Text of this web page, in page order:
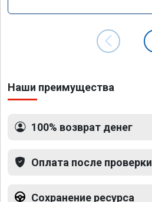
Наши преимущества
100% возврат денег
Оплата после проверки
Сохранение ресурса